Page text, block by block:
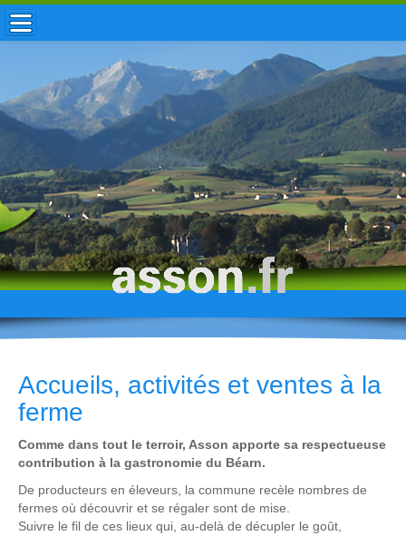
ACCUEIL / INFOS
MUNICIPALITÉ
VIE LOCALE
ENFANCE
TOURISME
HISTOIRE
Accueils, activités et ventes à la
ferme
Comme dans tout le terroir, Asson apporte sa respectueuse
contribution à la gastronomie du Béarn.
De producteurs en éleveurs, la commune recèle nombres de
fermes où découvrir et se régaler sont de mise.
Suivre le fil de ces lieux qui, au-delà de décupler le goût,